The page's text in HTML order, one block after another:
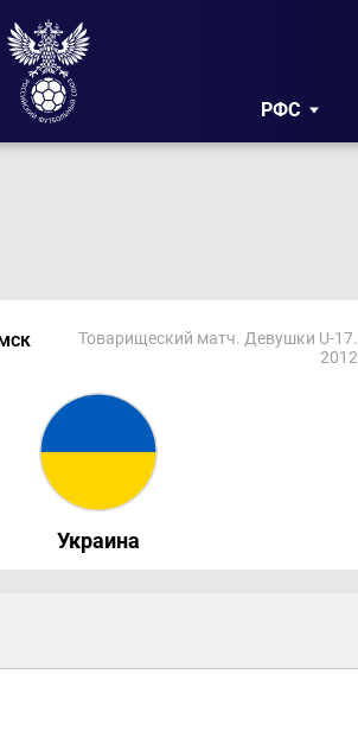
РФС
Товарищеский матч. Девушки U-17.
2012
Украина